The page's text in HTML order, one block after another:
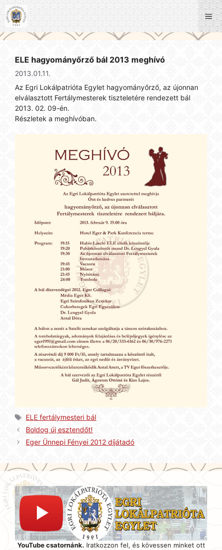
Kilépés
a
tartalomba
ELE hagyományőrző bál 2013 meghívó
2013.01.11.
Az Egri Lokálpatrióta Egylet hagyományőrző, az újonnan
elválasztott Fertálymesterek tiszteletére rendezett bál
2013. 02. 09-én.
Részletek a meghívóban.
Címkék
ELE fertálymesteri bál
Boldog új esztendőt!
Eger Ünnepi Fényei 2012 díjátadó
YouTube csatornánk. Iratkozzon fel, és kövessen minket ott